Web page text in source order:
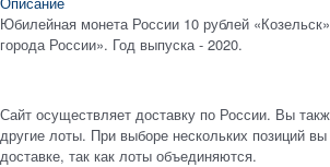
Юбилейная монета России 10 рублей
города России». Год выпуска - 2020.
Сайт осуществляет доставку по России. Вы
другие лоты. При выборе нескольких позиций
доставке, так как лоты объединяются.